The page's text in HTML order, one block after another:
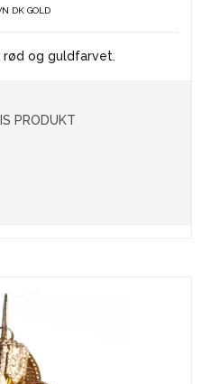
DK GOLD
rød og guldfarvet.
PRODUKT